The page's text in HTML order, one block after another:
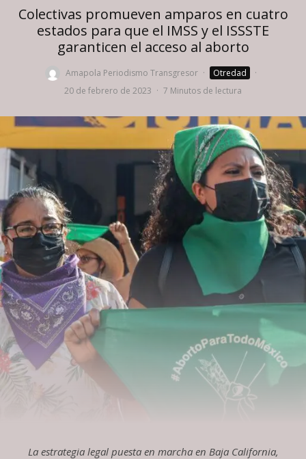
Colectivas promueven amparos en cuatro
estados para que el IMSS y el ISSSTE
garanticen el acceso al aborto
Amapola Periodismo Transgresor · Otredad
·
20 de febrero de 2023 · 7 Minutos de lectura
La estrategia legal puesta en marcha en Baja California,